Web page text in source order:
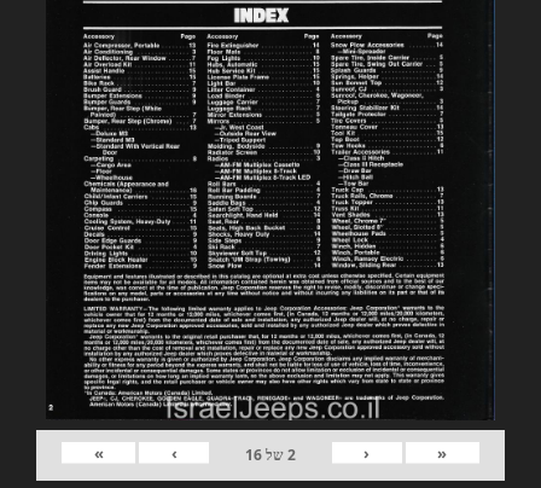
«
‹
2של16
›
»